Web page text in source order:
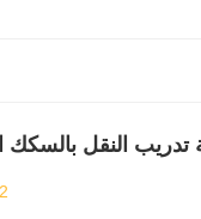
النقل بالسكك